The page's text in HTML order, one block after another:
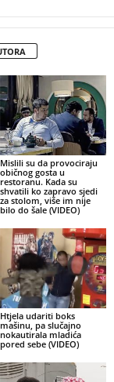
Mislili su da provociraju
običnog gosta u
restoranu. Kada su
shvatili ko zapravo sjedi
za stolom, više im nije
bilo do šale (VIDEO)
Htjela udariti boks
mašinu, pa slučajno
nokautirala mladića
pored sebe (VIDEO)